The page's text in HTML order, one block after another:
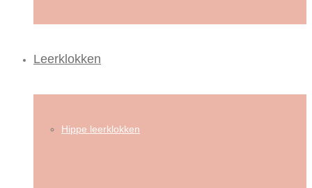
Leerklokken
Hippe leerklokken